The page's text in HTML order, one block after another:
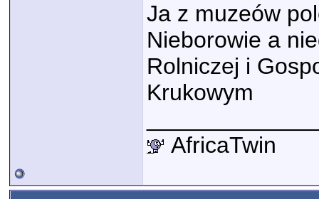
Ja z muzeów
Nieborowie a
Rolniczej i
Krukowym
AfricaTwin